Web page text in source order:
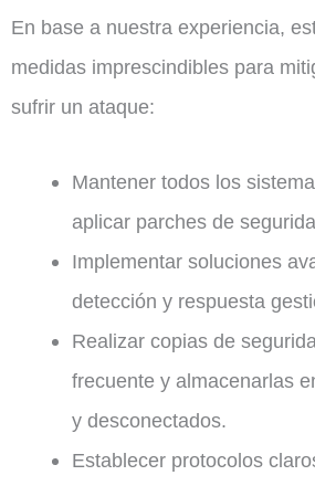
En base a nuestra experiencia,
medidas imprescindibles para
sufrir un ataque:
Mantener todos los
aplicar parches de
Implementar soluciones
detección y respuesta
Realizar copias de
frecuente y almacenarlas
y desconectados.
Establecer protocolos